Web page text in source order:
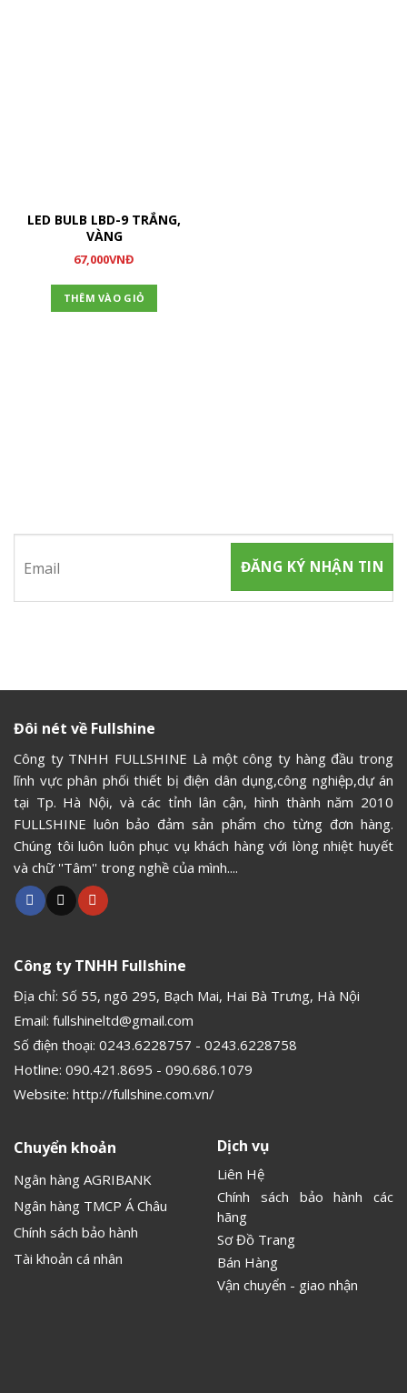
LED BULB LBD-9 TRẮNG,
VÀNG
67,000VNĐ
THÊM VÀO GIỎ
Đôi nét về Fullshine
Công ty TNHH FULLSHINE Là một công ty hàng đầu trong
lĩnh vực phân phối thiết bị điện dân dụng,công nghiệp,dự án
tại Tp. Hà Nội, và các tỉnh lân cận, hình thành năm 2010
FULLSHINE luôn bảo đảm sản phẩm cho từng đơn hàng.
Chúng tôi luôn luôn phục vụ khách hàng với lòng nhiệt huyết
và chữ ''Tâm'' trong nghề của mình....
Công ty TNHH Fullshine
Địa chỉ: Số 55, ngõ 295, Bạch Mai, Hai Bà Trưng, Hà Nội
Email: fullshineltd@gmail.com
Số điện thoại: 0243.6228757 - 0243.6228758
Hotline: 090.421.8695 - 090.686.1079
Website: http://fullshine.com.vn/
Chuyển khoản
Ngân hàng AGRIBANK
Ngân hàng TMCP Á Châu
Chính sách bảo hành
Tài khoản cá nhân
Dịch vụ
Liên Hệ
Chính sách bảo hành các
hãng
Sơ Đồ Trang
Bán Hàng
Vận chuyển - giao nhận